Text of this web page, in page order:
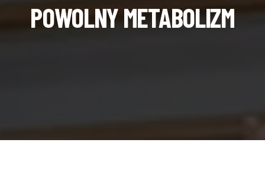
POWOLNY METABOLIZM